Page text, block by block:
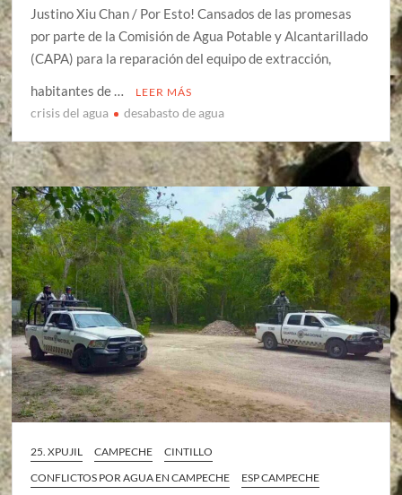
Justino Xiu Chan / Por Esto! Cansados de las promesas
por parte de la Comisión de Agua Potable y Alcantarillado
(CAPA) para la reparación del equipo de extracción,
habitantes de …
LEER MÁS
crisis del agua desabasto de agua
25. XPUJIL CAMPECHE
CINTILLO
CONFLICTOS POR AGUA EN CAMPECHE
ESP CAMPECHE